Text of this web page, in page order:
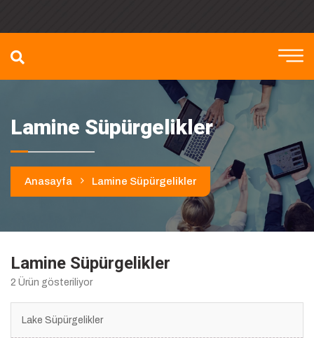
Lamine Süpürgelikler
Anasayfa Lamine Süpürgelikler
Lamine Süpürgelikler
2 Ürün gösteriliyor
Lake Süpürgelikler